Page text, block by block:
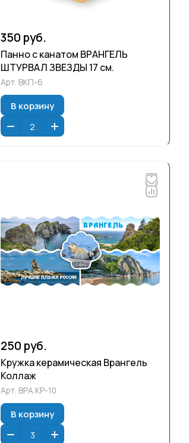
350 руб.
Панно с канатом ВРАНГЕЛЬ
ШТУРВАЛ ЗВЕЗДЫ 17 см.
Арт. ВКП-6
В корзину
250 руб.
Кружка керамическая Врангель
Коллаж
Арт. ВРА КР-10
В корзину